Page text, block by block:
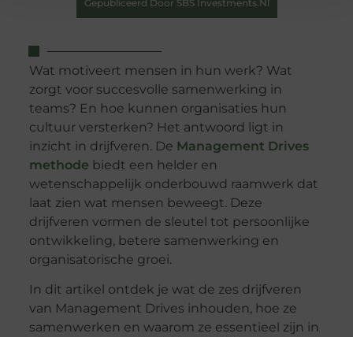
Gepubliceerd Door SBS Investments.nl
Wat motiveert mensen in hun werk? Wat
zorgt voor succesvolle samenwerking in
teams? En hoe kunnen organisaties hun
cultuur versterken? Het antwoord ligt in
inzicht in drijfveren. De Management Drives
methode biedt een helder en
wetenschappelijk onderbouwd raamwerk dat
laat zien wat mensen beweegt. Deze
drijfveren vormen de sleutel tot persoonlijke
ontwikkeling, betere samenwerking en
organisatorische groei.
In dit artikel ontdek je wat de zes drijfveren
van Management Drives inhouden, hoe ze
samenwerken en waarom ze essentieel zijn in